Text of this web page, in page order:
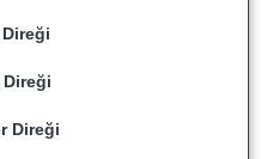
Direği